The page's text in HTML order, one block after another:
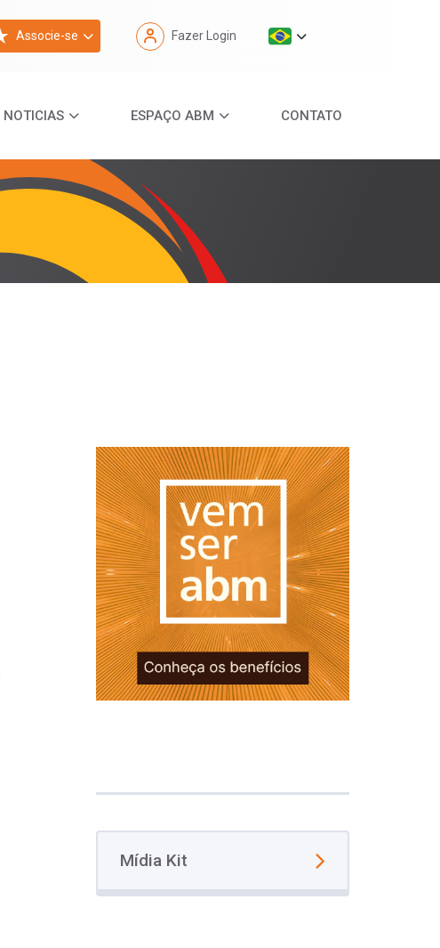
Associe-se Fazer Login
NOTICIAS ESPAÇO ABM CONTATO
Mídia Kit